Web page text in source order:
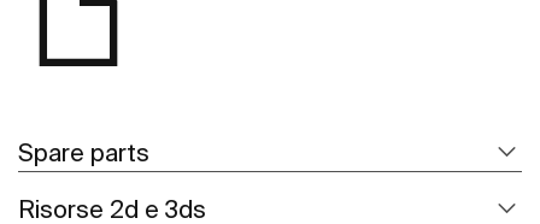
Spare parts
Risorse 2d e 3ds